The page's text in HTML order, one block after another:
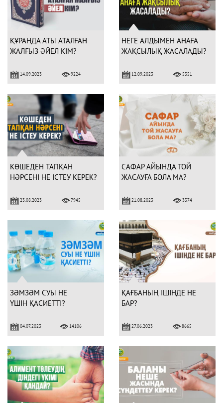
ҚҰРАНДА АТЫ АТАЛҒАН
ЖАЛҒЫЗ ӘЙЕЛ КІМ?
14.09.2023 9224
НЕГЕ АЛДЫМЕН АНАҒА
ЖАҚСЫЛЫҚ ЖАСАЛАДЫ?
12.09.2023 5351
КӨШЕДЕН ТАПҚАН
НӘРСЕНІ НЕ ІСТЕУ КЕРЕК?
23.08.2023 7945
САФАР АЙЫНДА ТОЙ
ЖАСАУҒА БОЛА МА?
21.08.2023 3374
ЗӘМЗӘМ СУЫ НЕ
ҮШІН ҚАСИЕТТІ?
04.07.2023 14106
ҚАҒБАНЫҢ ІШІНДЕ НЕ
БАР?
27.06.2023 8665